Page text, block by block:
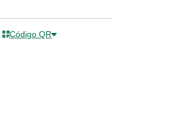
Código QR